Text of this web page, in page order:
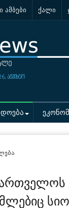
ამბები ქალი
აგვისტო